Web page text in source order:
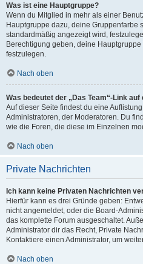
Was ist eine Hauptgruppe?
Wenn du Mitglied in mehr als einer
Hauptgruppe dazu, deine Gruppenfarbe
standardmäßig angezeigt wird,
Berechtigung geben, deine
festzulegen.
Nach oben
Was bedeutet der „Das Team“-Link
Auf dieser Seite findest du eine
Administratoren, der Moderatoren. Du
wie die Foren, die diese im Einzelnen
Nach oben
Private Nachrichten
Ich kann keine Privaten Nachrichten
Hierfür kann es drei Gründe geben:
nicht angemeldet, oder die Board-
das komplette Forum ausgeschaltet.
Administrator dir das Recht, Private
Kontaktiere einen Administrator, um
Nach oben